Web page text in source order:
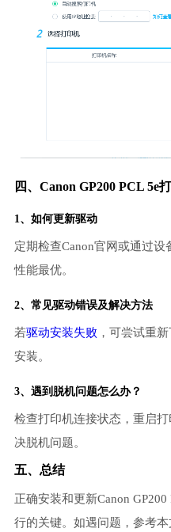
四、Canon GP200 PCL 5e
1、如何更新驱动
定期检查Canon官网或通过
性能最优。
2、常见驱动错误及解决方法
若驱动安装失败，可尝试重
安装。
3、遇到脱机问题怎么办？
检查打印机连接状态，重启
决脱机问题。
五、总结
正确安装和更新Canon
行的关键。如遇问题，参考